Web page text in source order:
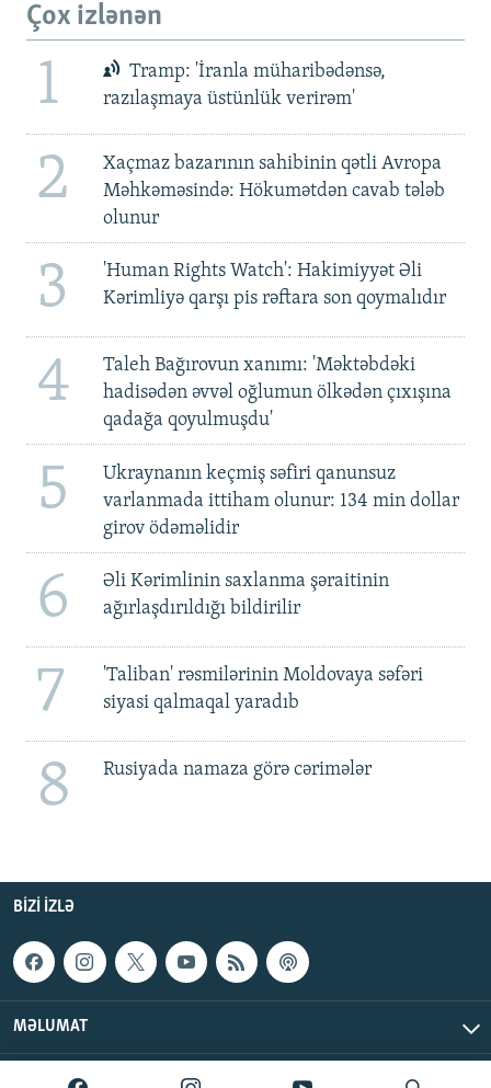
Çox izlənən
1
Tramp: 'İranla müharibədənsə,
razılaşmaya üstünlük verirəm'
2
Xaçmaz bazarının sahibinin qətli Avropa
Məhkəməsində: Hökumətdən cavab tələb
olunur
3
'Human Rights Watch': Hakimiyyət Əli
Kərimliyə qarşı pis rəftara son qoymalıdır
4
Taleh Bağırovun xanımı: 'Məktəbdəki
hadisədən əvvəl oğlumun ölkədən çıxışına
qadağa qoyulmuşdu'
5
Ukraynanın keçmiş səfiri qanunsuz
varlanmada ittiham olunur: 134 min dollar
girov ödəməlidir
6
Əli Kərimlinin saxlanma şəraitinin
ağırlaşdırıldığı bildirilir
7
'Taliban' rəsmilərinin Moldovaya səfəri
siyasi qalmaqal yaradıb
8 Rusiyada namaza görə cərimələr
BIZI IZLƏ
MƏLUMAT
AzadlıqRadiosu © 2026 Inc. | Bütün hüquqlar qorunur